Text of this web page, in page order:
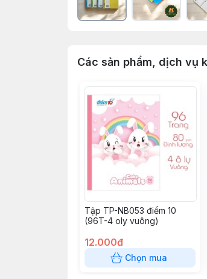
Các sản phẩm, dịch vụ
Tập TP-NB053 điểm 10
(96T-4 oly vuông)
12.000đ
Chọn mua